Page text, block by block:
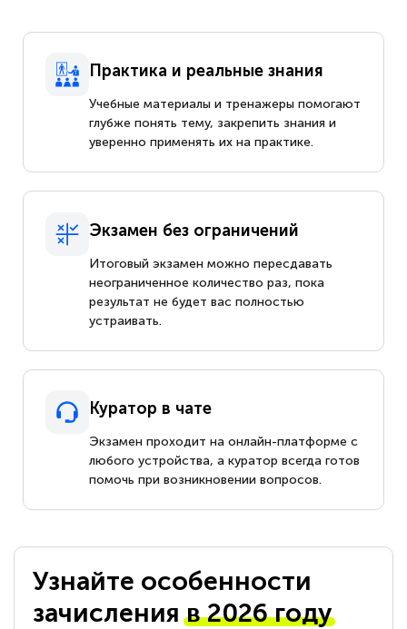
Практика и реальные знания
Учебные материалы и тренажеры помогают
глубже понять тему, закрепить знания и
уверенно применять их на практике.
Экзамен без ограничений
Итоговый экзамен можно пересдавать
неограниченное количество раз, пока
результат не будет вас полностью
устраивать.
Куратор в чате
Экзамен проходит на онлайн-платформе с
любого устройства, а куратор всегда готов
помочь при возникновении вопросов.
Узнайте особенности
зачисленияв 2026 году